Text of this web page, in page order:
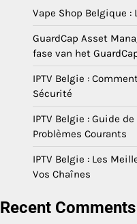
Vape Shop Belgique :
GuardCap Asset
fase van het
IPTV Belgie :
Sécurité
IPTV Belgie : Guide
Problèmes Courants
IPTV Belgie : Les
Vos Chaînes
Recent Comments